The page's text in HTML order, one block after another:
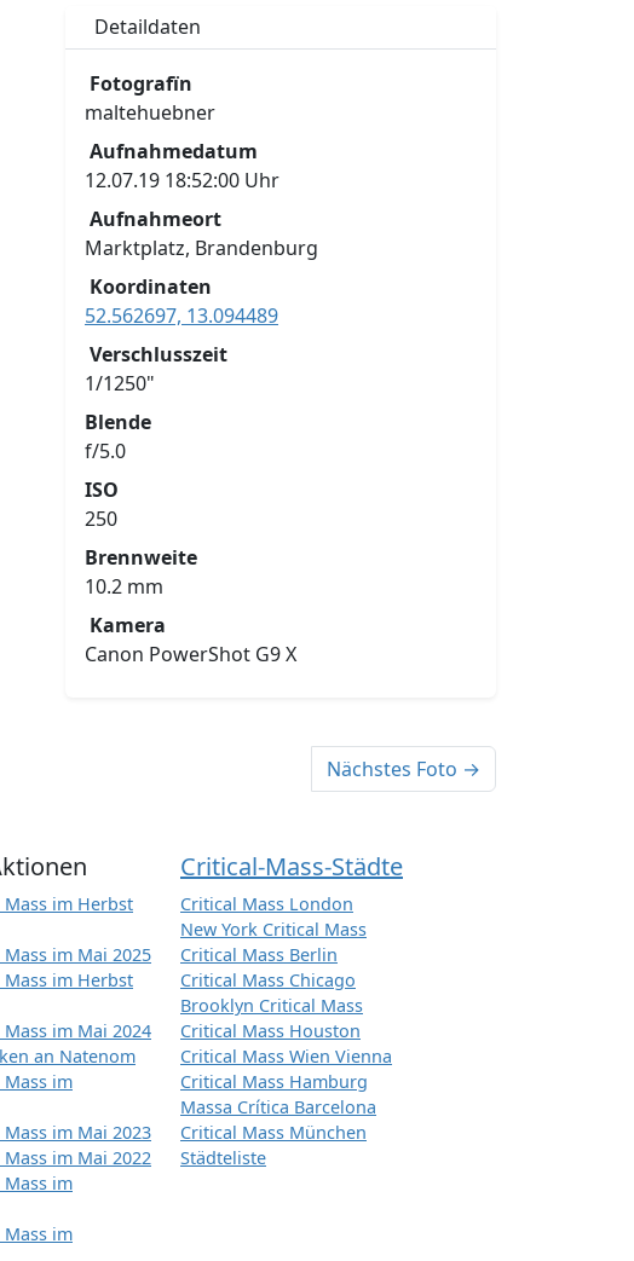
Detaildaten
Fotografïn
maltehuebner
Aufnahmedatum
12.07.19 18:52:00 Uhr
Aufnahmeort
Marktplatz, Brandenburg
Koordinaten
52.562697, 13.094489
Verschlusszeit
1/1250"
Blende
f/5.0
ISO
250
Brennweite
10.2 mm
Kamera
Canon PowerShot G9 X
Nächstes Foto →
im Herbst
im Mai 2025
im Herbst
im Mai 2024
an Natenom
im
im Mai 2023
im Mai 2022
im
im
Critical-Mass-Städte
Critical Mass London
New York Critical Mass
Critical Mass Berlin
Critical Mass Chicago
Brooklyn Critical Mass
Critical Mass Houston
Critical Mass Wien Vienna
Critical Mass Hamburg
Massa Crítica Barcelona
Critical Mass München
Städteliste